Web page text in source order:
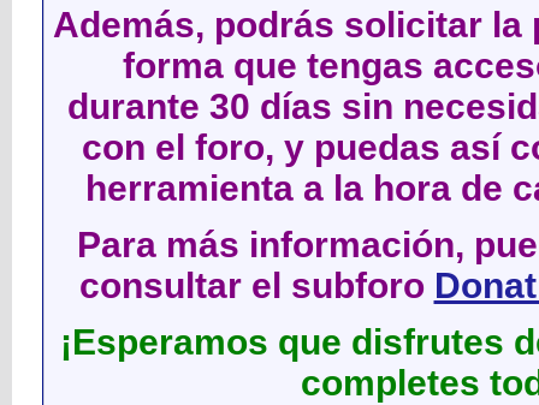
Además, podrás solicitar
forma que tengas
durante 30 días sin
con el foro, y puedas así
herramienta a la hora de
Para más información,
consultar el subforo
¡Esperamos que disfrutes
completes